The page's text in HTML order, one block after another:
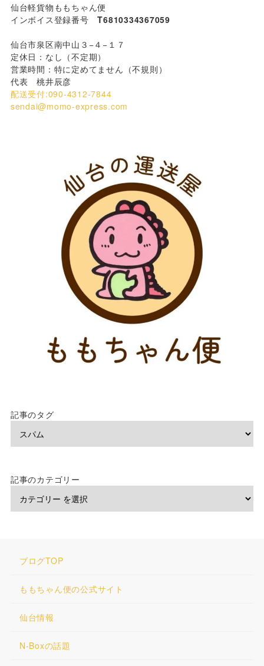
仙台軽貨物ももちゃん便
インボイス登録番号T6810334367059
仙台市泉区南中山３−４−１７
定休日：なし（不定期）
営業時間：特に定めてません（不規則）
代表 桃井辰彦
配送受付:090-4312-7844
sendai@momo-express.com
記事のタグ
記事のカテゴリー
ブログTOP
ももちゃん便の公式サイト
仙台情報
N-Boxの話題